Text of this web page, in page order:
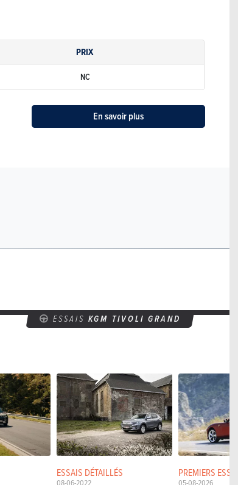
PRIX
NC
En savoir plus
ESSAIS KGM TIVOLI GRAND
ESSAIS DÉTAILLÉS
08-06-2022
PREMIERS ESSAIS
05-08-2026